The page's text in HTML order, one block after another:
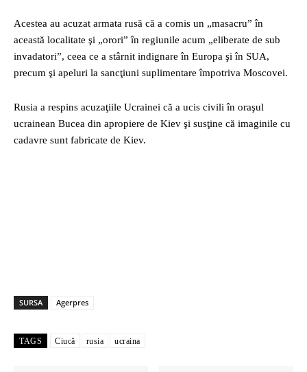
Acestea au acuzat armata rusă că a comis un „masacru” în
această localitate şi „orori” în regiunile acum „eliberate de sub
invadatori”, ceea ce a stârnit indignare în Europa şi în SUA,
precum şi apeluri la sancţiuni suplimentare împotriva Moscovei.
Rusia a respins acuzaţiile Ucrainei că a ucis civili în oraşul
ucrainean Bucea din apropiere de Kiev şi susţine că imaginile cu
cadavre sunt fabricate de Kiev.
SURSA Agerpres
TAGS Ciucă rusia ucraina